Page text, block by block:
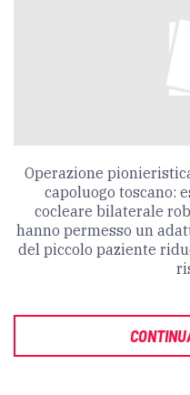
Operazione
capoluogo toscano:
cocleare bilaterale
hanno permesso un
del piccolo paziente